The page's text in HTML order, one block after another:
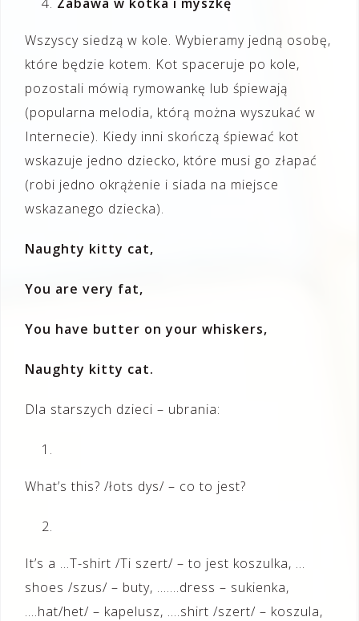
Wszyscy siedzą w kole. Wybieramy jedną osobę,
które będzie kotem. Kot spaceruje po kole,
pozostali mówią rymowankę lub śpiewają
(popularna melodia, którą można wyszukać w
Internecie). Kiedy inni skończą śpiewać kot
wskazuje jedno dziecko, które musi go złapać
(robi jedno okrążenie i siada na miejsce
wskazanego dziecka).
Naughty kitty cat,
You are very fat,
You have butter on your whiskers,
Naughty kitty cat.
Dla starszych dzieci – ubrania:
What’s this? /łots dys/ – co to jest?
It’s a …T-shirt /Ti szert/ – to jest koszulka, …
shoes /szus/ – buty, …….dress – sukienka,
….hat/het/ – kapelusz, ….shirt /szert/ – koszula,